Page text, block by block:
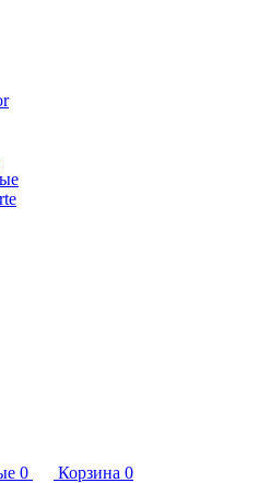
0 Корзина 0